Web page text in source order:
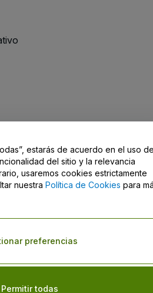
/ Contacto
la aceptación de los
Privacidad, de laPolítica de Cookies
personal ni tus opciones de
estarás de acuerdo en el uso
del sitio y la relevancia
usaremos cookies estrictamente
nuestra Política de Cookies para
Permitir todas
preferencias